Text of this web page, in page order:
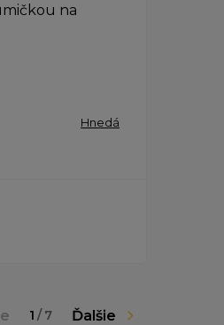
na
Hnedá
1 / 7 Ďalšie